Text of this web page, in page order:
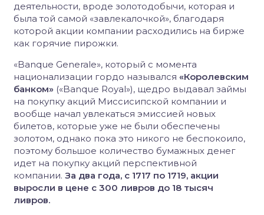
деятельности, вроде золотодобычи, которая и
была той самой «завлекалочкой», благодаря
которой акции компании расходились на бирже
как горячие пирожки.
«Banque Generale», который с момента
национализации гордо назывался «Королевским
банком» («Banque Royal»), щедро выдавал займы
на покупку акций Миссисипской компании и
вообще начал увлекаться эмиссией новых
билетов, которые уже не были обеспечены
золотом, однако пока это никого не беспокоило,
поэтому большое количество бумажных денег
идет на покупку акций перспективной
компании. За два года, с 1717 по 1719, акции
выросли в цене с 300 ливров до 18 тысяч
ливров.